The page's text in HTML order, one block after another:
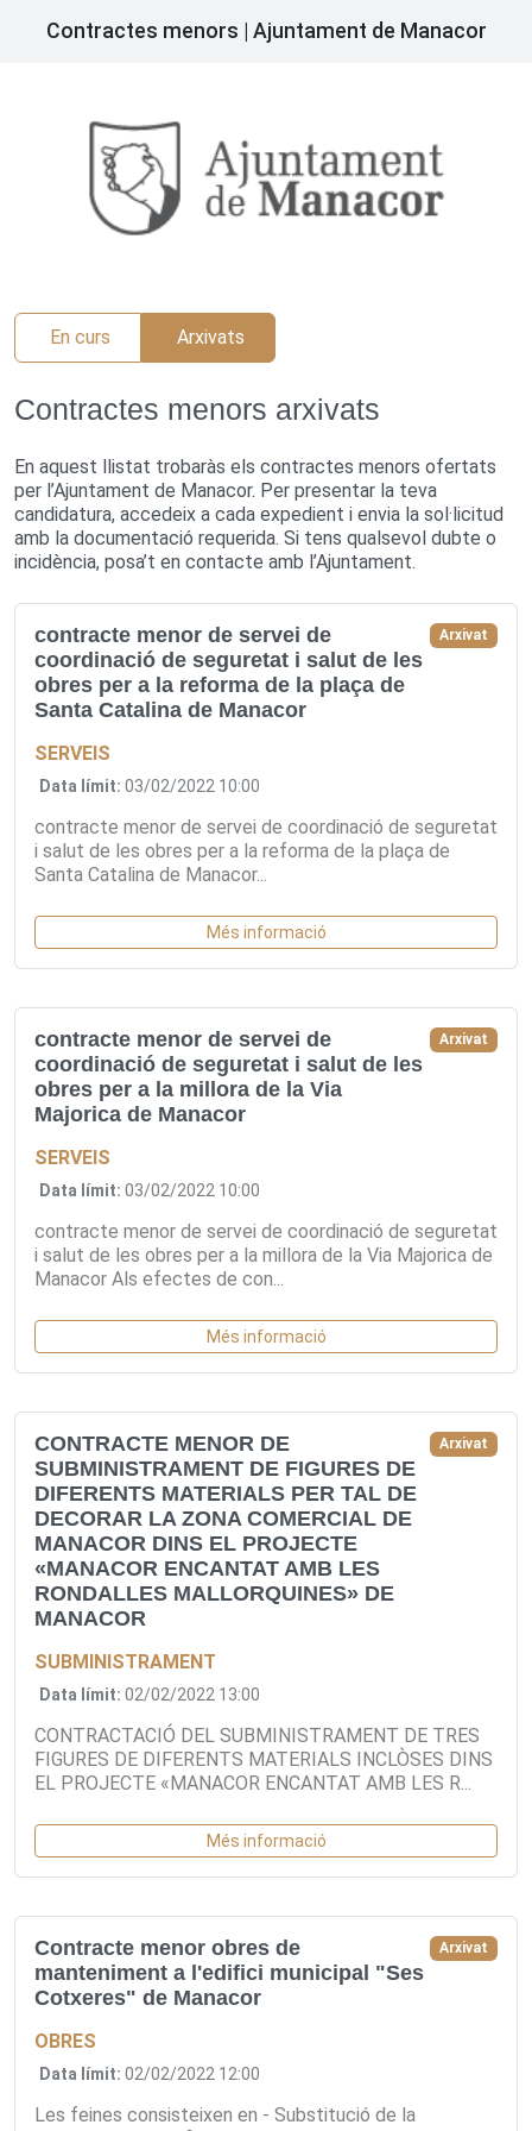
Contractes menors | Ajuntament de Manacor
En curs Arxivats
Contractes menors arxivats
En aquest llistat trobaràs els contractes menors ofertats
per l’Ajuntament de Manacor. Per presentar la teva
candidatura, accedeix a cada expedient i envia la sol·licitud
amb la documentació requerida. Si tens qualsevol dubte o
incidència, posa’t en contacte amb l’Ajuntament.
contracte menor de servei de
coordinació de seguretat i salut de les
obres per a la reforma de la plaça de
Santa Catalina de Manacor
Arxivat
SERVEIS
Data límit: 03/02/2022 10:00
contracte menor de servei de coordinació de seguretat
i salut de les obres per a la reforma de la plaça de
Santa Catalina de Manacor...
Més informació
contracte menor de servei de
coordinació de seguretat i salut de les
obres per a la millora de la Via
Majorica de Manacor
Arxivat
SERVEIS
Data límit: 03/02/2022 10:00
contracte menor de servei de coordinació de seguretat
i salut de les obres per a la millora de la Via Majorica de
Manacor Als efectes de con...
Més informació
CONTRACTE MENOR DE
SUBMINISTRAMENT DE FIGURES DE
DIFERENTS MATERIALS PER TAL DE
DECORAR LA ZONA COMERCIAL DE
MANACOR DINS EL PROJECTE
«MANACOR ENCANTAT AMB LES
RONDALLES MALLORQUINES» DE
MANACOR
Arxivat
SUBMINISTRAMENT
Data límit: 02/02/2022 13:00
CONTRACTACIÓ DEL SUBMINISTRAMENT DE TRES
FIGURES DE DIFERENTS MATERIALS INCLÒSES DINS
EL PROJECTE «MANACOR ENCANTAT AMB LES R...
Més informació
Contracte menor obres de
manteniment a l'edifici municipal "Ses
Cotxeres" de Manacor
Arxivat
OBRES
Data límit: 02/02/2022 12:00
Les feines consisteixen en - Substitució de la